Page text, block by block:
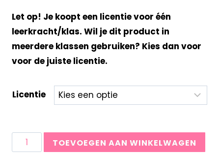
Let op! Je koopt een licentie voor één
leerkracht/klas. Wil je dit product in
meerdere klassen gebruiken? Kies dan voor
voor de juiste licentie.
Licentie
TOEVOEGEN AAN WINKELWAGEN